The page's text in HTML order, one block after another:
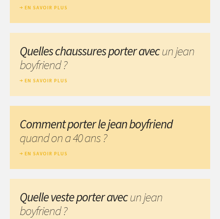
EN SAVOIR PLUS
Quelles chaussures porter avecun jean
boyfriend ?
EN SAVOIR PLUS
Comment porter le jean boyfriend
quand on a 40 ans ?
EN SAVOIR PLUS
Quelle veste porter avecun jean
boyfriend ?